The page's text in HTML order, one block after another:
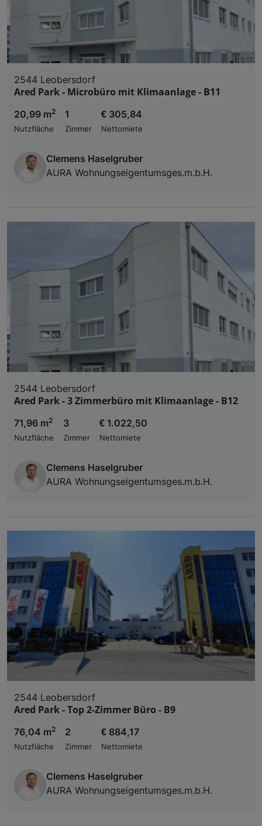
2544 Leobersdorf
Ared Park - Microbüro mit Klimaanlage - B11
20,99 m2
Nutzfläche
1
Zimmer
€ 305,84
Nettomiete
Clemens Haselgruber
AURA Wohnungseigentumsges.m.b.H.
2544 Leobersdorf
Ared Park - 3 Zimmerbüro mit Klimaanlage - B12
71,96 m2
Nutzfläche
3
Zimmer
€ 1.022,50
Nettomiete
Clemens Haselgruber
AURA Wohnungseigentumsges.m.b.H.
2544 Leobersdorf
Ared Park - Top 2-Zimmer Büro - B9
76,04 m2
Nutzfläche
2
Zimmer
€ 884,17
Nettomiete
Clemens Haselgruber
AURA Wohnungseigentumsges.m.b.H.